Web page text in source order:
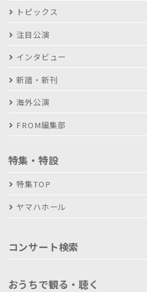
トピックス
注目公演
インタビュー
新譜・新刊
海外公演
FROM編集部
特集・特設
特集TOP
ヤマハホール
コンサート検索
おうちで観る・聴く